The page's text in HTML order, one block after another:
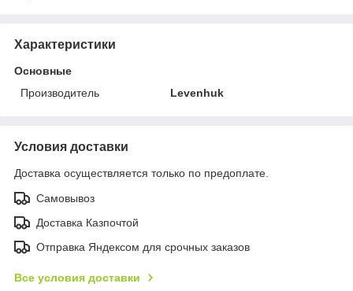
Характеристики
Основные
Производитель
Levenhuk
Условия доставки
Доставка осуществляется только по предоплате.
Самовывоз
Доставка Казпочтой
Отправка Яндексом для срочных заказов
Все условия доставки